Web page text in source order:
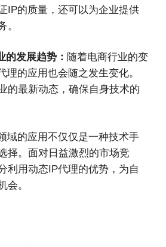
IP的质量，还可以为企业提供
。
的发展趋势： 随着电商行业的变
理的应用也会随之发生变化。
的最新动态，确保自身技术的
域的应用不仅仅是一种技术手
择。面对日益激烈的市场竞
利用动态IP代理的优势，为自
会。